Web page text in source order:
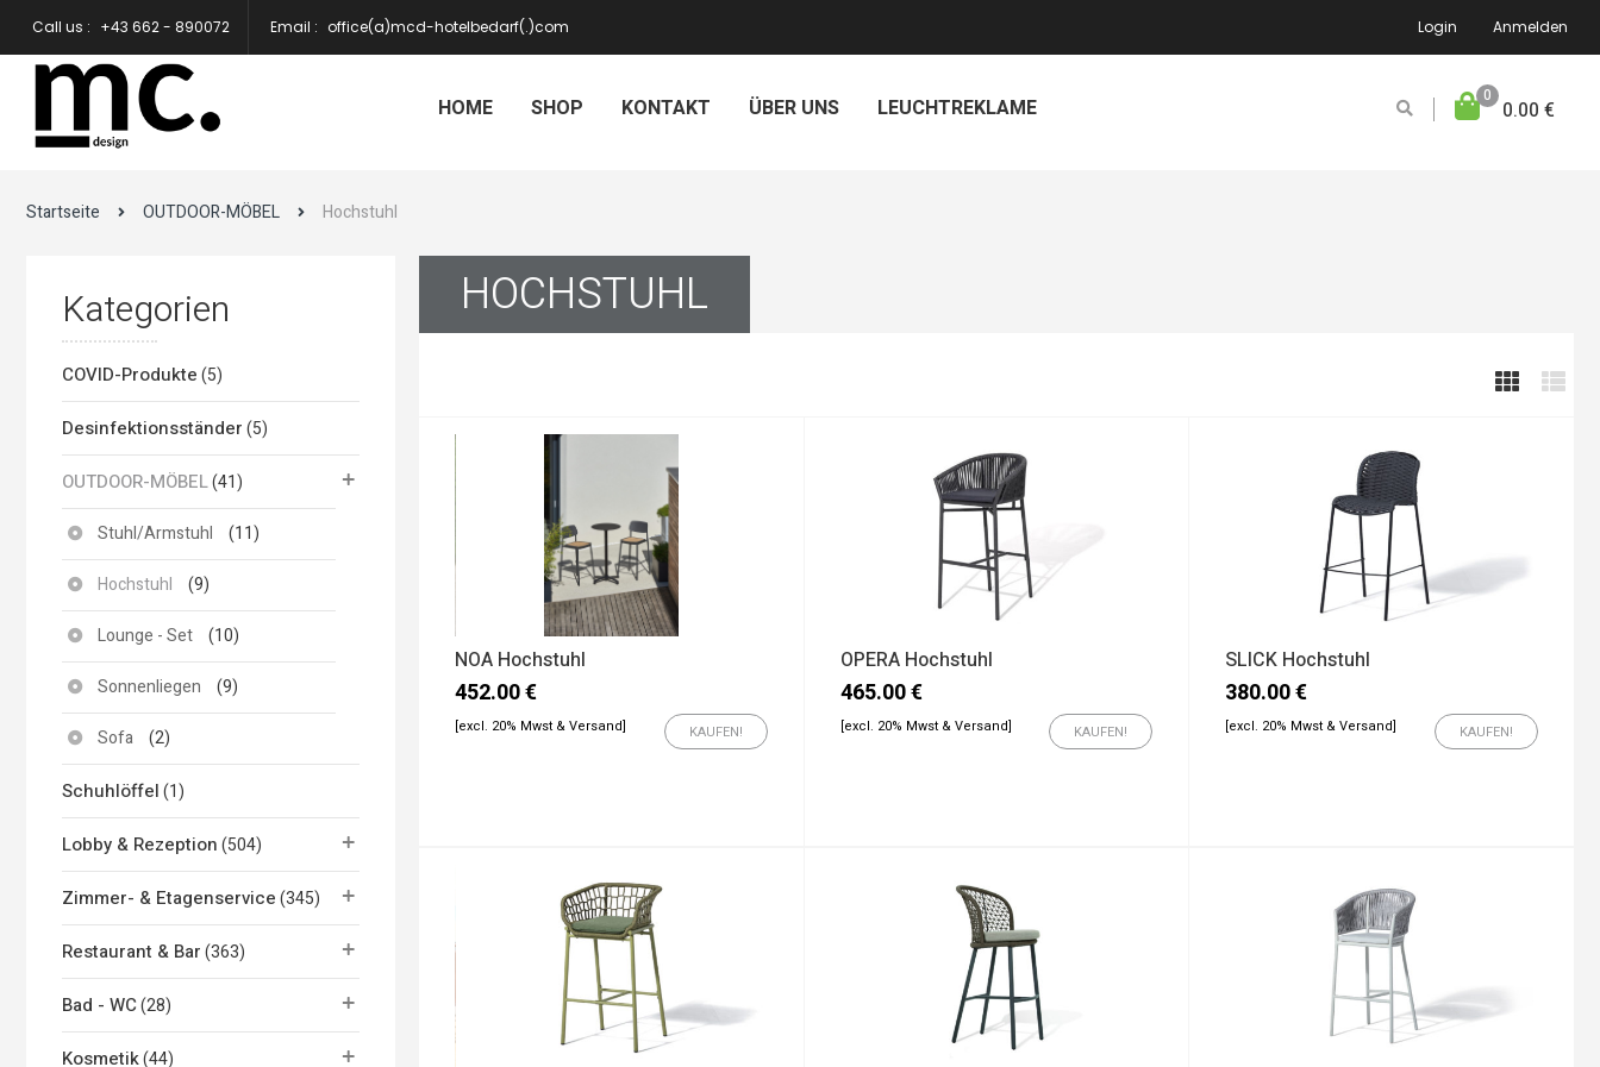
Call us : +43 662 - 890072 Email : office(a)mcd-hotelbedarf(.)com Login Anmelden
HOME SHOP KONTAKT ÜBER UNS LEUCHTREKLAME 0
0.00 €
Startseite OUTDOOR-MÖBEL Hochstuhl
Kategorien
COVID-Produkte(5)
Desinfektionsständer(5)
OUTDOOR-MÖBEL(41)
Stuhl/Armstuhl (11)
Hochstuhl (9)
Lounge - Set (10)
Sonnenliegen (9)
Sofa (2)
Schuhlöffel(1)
Lobby & Rezeption(504)
Zimmer- & Etagenservice(345)
Restaurant & Bar(363)
Bad - WC(28)
Kosmetik(44)
HOCHSTUHL
NOA Hochstuhl
452.00€
[excl. 20% Mwst & Versand] KAUFEN!
OPERA Hochstuhl
465.00€
[excl. 20% Mwst & Versand] KAUFEN!
SLICK Hochstuhl
380.00€
[excl. 20% Mwst & Versand] KAUFEN!